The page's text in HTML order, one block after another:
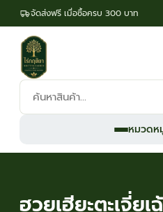
จัดส่งฟรี เมื่อซื้อครบ 300 บาท
ค้นหา
สินค้า:
หมวดห
ฮวยเฮียะตะเจี่ยเ